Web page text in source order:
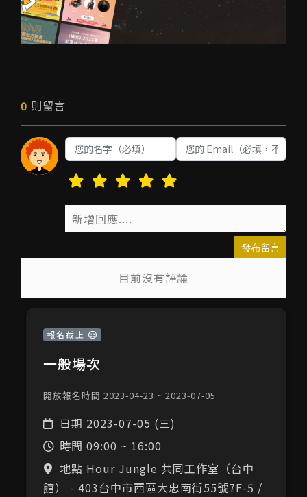
0 則留言
發布留言
目前沒有評論
報名截止
一般場次
開放報名時間 2023-04-23 ~ 2023-07-05
日期 2023-07-05 (三)
時間 09:00 ~ 16:00
地點 Hour Jungle 共同工作室（台中
館） - 403台中市西區大忠南街55號7F-5 /